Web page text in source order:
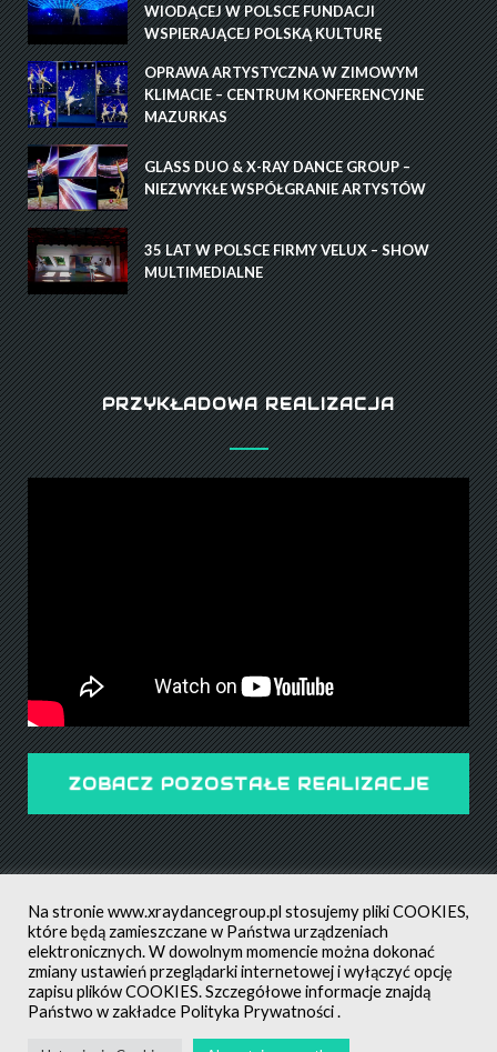
WIODĄCEJ W POLSCE FUNDACJI
WSPIERAJĄCEJ POLSKĄ KULTURĘ
OPRAWA ARTYSTYCZNA W ZIMOWYM
KLIMACIE – CENTRUM KONFERENCYJNE
MAZURKAS
GLASS DUO & X-RAY DANCE GROUP –
NIEZWYKŁE WSPÓŁGRANIE ARTYSTÓW
35 LAT W POLSCE FIRMY VELUX – SHOW
MULTIMEDIALNE
PRZYKŁADOWA REALIZACJA
ZOBACZ POZOSTAŁE REALIZACJE
POLITYKA PRYWATNOŚCI
ALL RIGHTS RESERVED ©
CREATED BY: MATEUSZ ŚWIST (MŚ)
Na stroniewww.xraydancegroup.pl stosujemy pliki COOKIES,
które będą zamieszczane w Państwa urządzeniach
elektronicznych. W dowolnym momencie można dokonać
zmiany ustawień przeglądarki internetowej i wyłączyć opcję
zapisu plików COOKIES. Szczegółowe informacje znajdą
Państwo w zakładce Polityka Prywatności.